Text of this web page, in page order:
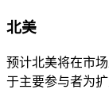
北美
预计北美将在市
于主要参与者为